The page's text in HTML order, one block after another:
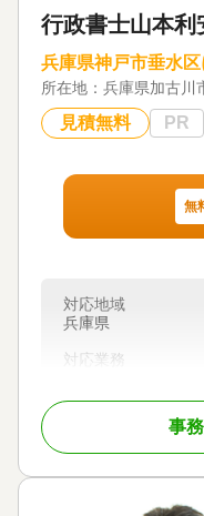
対応体制
電話相談可 / 訪問可
時以降相談可 / オン
行政書士山本利
兵庫県神戸市垂水
所在地： 兵庫県加古川
見積無料 PR
無
対応地域
兵庫県
対応業務
相続手続き / 銀行
事